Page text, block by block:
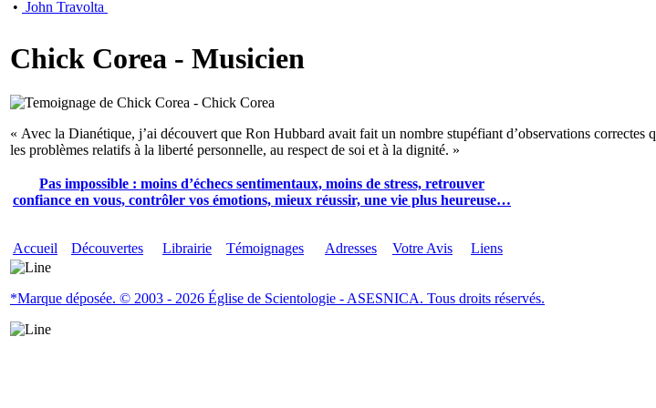
• John Travolta
Chick Corea - Musicien
« Avec la Dianétique, j’ai découvert que Ron Hubbard avait fait un nombre stupéfiant d’observations
les problèmes relatifs à la liberté personnelle, au respect de soi et à la dignité. »
Pas impossible : moins d’échecs sentimentaux, moins de stress, retrouver
confiance en vous, contrôler vos émotions, mieux réussir, une vie plus heureuse…
Accueil Découvertes Librairie Témoignages Adresses Votre Avis Liens
*Marque déposée. © 2003 - 2026 Église de Scientologie - ASESNICA. Tous droits réservés.